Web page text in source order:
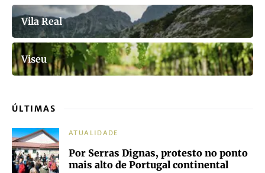
Vila Real
Viseu
ÚLTIMAS
ATUALIDADE
Por Serras Dignas, protesto no ponto
mais alto de Portugal continental